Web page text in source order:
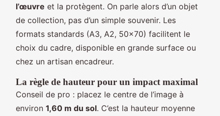
l’œuvre et la protègent. On parle alors d’un objet
de collection, pas d’un simple souvenir. Les
formats standards (A3, A2, 50x70) facilitent le
choix du cadre, disponible en grande surface ou
chez un artisan encadreur.
La règle de hauteur pour un impact maximal
Conseil de pro : placez le centre de l’image à
environ 1,60 m du sol. C’est la hauteur moyenne